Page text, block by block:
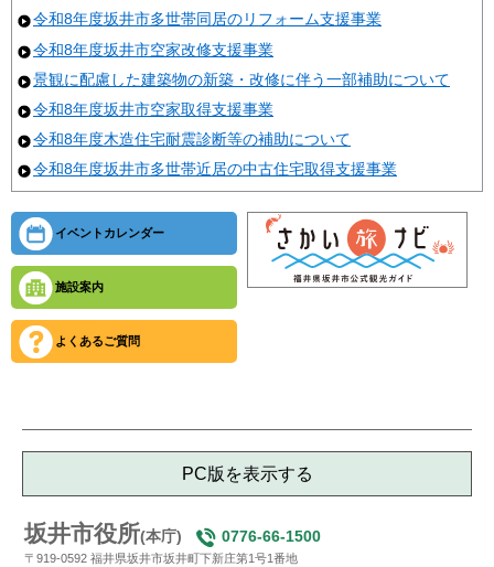
令和8年度坂井市多世帯同居のリフォーム支援事業
令和8年度坂井市空家改修支援事業
景観に配慮した建築物の新築・改修に伴う一部補助について
令和8年度坂井市空家取得支援事業
令和8年度木造住宅耐震診断等の補助について
令和8年度坂井市多世帯近居の中古住宅取得支援事業
イベントカレンダー
施設案内
よくあるご質問
PC版を表示する
坂井市役所(本庁) 0776-66-1500
〒919-0592 福井県坂井市坂井町下新庄第1号1番地